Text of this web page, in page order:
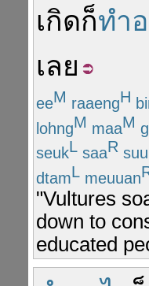
เกิดก็ทำ
เลย
eeM raaengH
lohngM maaM
seukL saaR
dtamL meuuan
"Vultures
down to
educated